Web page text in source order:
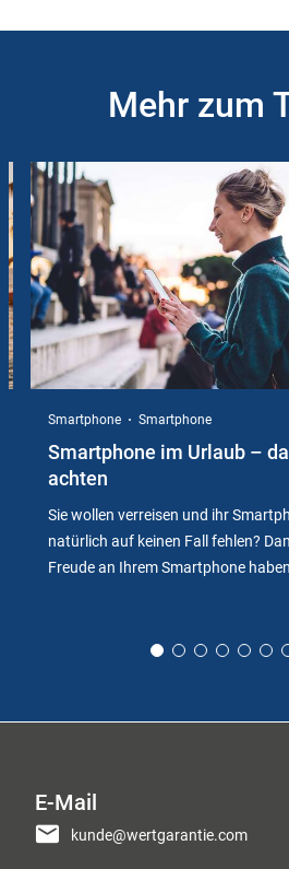
Mehr zum
Instructions
Smartphone Smartphone
Smartphone im Urlaub –
achten
Sie wollen verreisen und ihr
natürlich auf keinen Fall fehlen?
Freude an Ihrem Smartphone
E-Mail
kunde@wertgarantie.com